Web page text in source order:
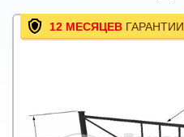
12 МЕСЯЦЕВ ГАРАНТИИ